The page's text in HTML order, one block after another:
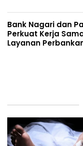
Bank Nagari dan
Perkuat Kerja
Layanan